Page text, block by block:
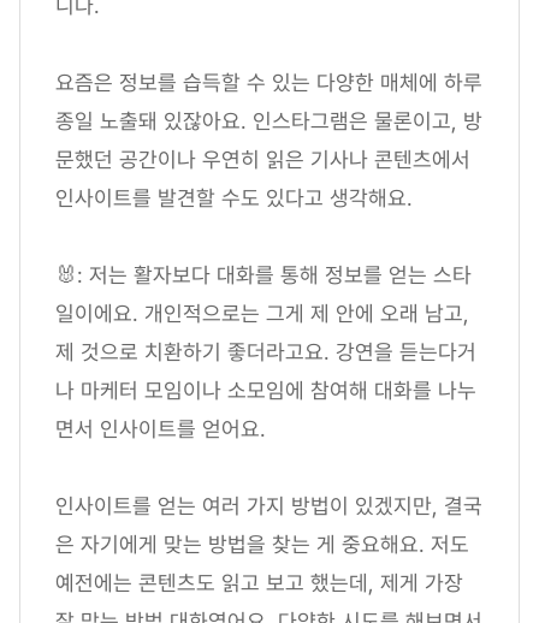
니다.
요즘은 정보를 습득할 수 있는 다양한 매체에 하루
종일 노출돼 있잖아요. 인스타그램은 물론이고, 방
문했던 공간이나 우연히 읽은 기사나 콘텐츠에서
인사이트를 발견할 수도 있다고 생각해요.
🐰: 저는 활자보다 대화를 통해 정보를 얻는 스타
일이에요. 개인적으로는 그게 제 안에 오래 남고,
제 것으로 치환하기 좋더라고요. 강연을 듣는다거
나 마케터 모임이나 소모임에 참여해 대화를 나누
면서 인사이트를 얻어요.
인사이트를 얻는 여러 가지 방법이 있겠지만, 결국
은 자기에게 맞는 방법을 찾는 게 중요해요. 저도
예전에는 콘텐츠도 읽고 보고 했는데, 제게 가장